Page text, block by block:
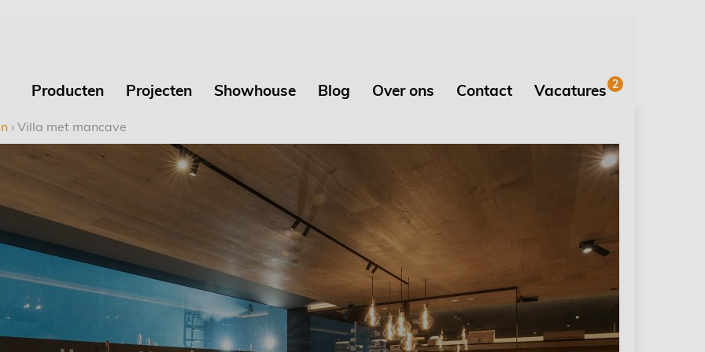
Producten Projecten Showhouse Blog Over ons Contact Vacatures 2
› Villa met mancave